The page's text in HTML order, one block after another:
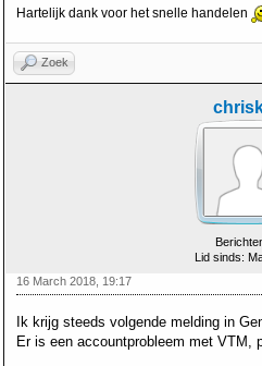
Hartelijk dank voor het snelle handelen
Zoek
Lid sinds:
16 March 2018, 19:17
Ik krijg steeds volgende melding in
Er is een accountprobleem met VTM,